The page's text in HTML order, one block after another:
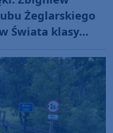
Żeglarskiego
Świata klasy